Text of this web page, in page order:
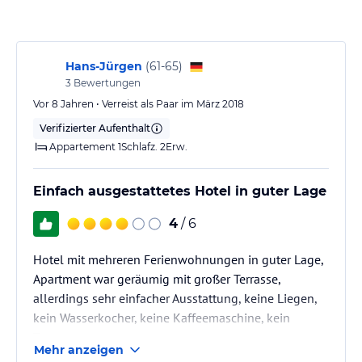
Familien mit Kindern können sich über den Kinderpool freuen.
Hinweis: Verfasst von HolidayCheck mit Hilfe von KI. Alle
Hans-Jürgen (61-65)
3 Bewertungen
Vor 8 Jahren • Verreist als Paar im März 2018
Verifizierter Aufenthalt
Appartement 1Schlafz. 2Erw.
Einfach ausgestattetes Hotel in guter Lage
4 / 6
Hotel mit mehreren Ferienwohnungen in guter Lage,
Apartment war geräumig mit großer Terrasse,
allerdings sehr einfacher Ausstattung, keine Liegen,
kein Wasserkocher, keine Kaffeemaschine, kein
Reinigung erfolgte in 2 Wochen 5 mal und das war
Mehr anzeigen